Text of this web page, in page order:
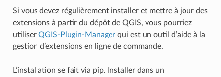
Si vous devez régulièrement installer et mettre à jour des
extensions à partir du dépôt de QGIS, vous pourriez
utiliser QGIS-Plugin-Managerqui est un outil d’aide à la
gestion d’extensions en ligne de commande.
L’installation se fait via pip. Installer dans un